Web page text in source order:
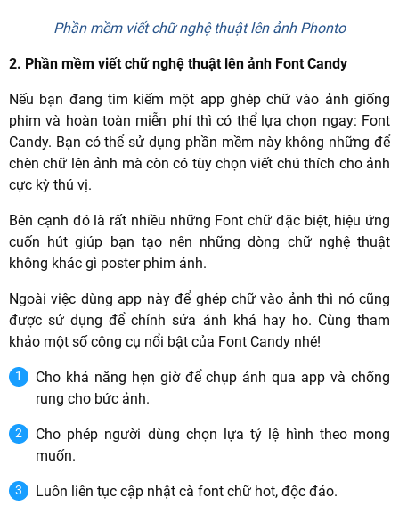
Phần mềm viết chữ nghệ thuật lên ảnh Phonto
2. Phần mềm viết chữ nghệ thuật lên ảnh Font Candy
Nếu bạn đang tìm kiếm một app ghép chữ vào ảnh giống
phim và hoàn toàn miễn phí thì có thể lựa chọn ngay: Font
Candy. Bạn có thể sử dụng phần mềm này không những để
chèn chữ lên ảnh mà còn có tùy chọn viết chú thích cho ảnh
cực kỳ thú vị.
Bên cạnh đó là rất nhiều những Font chữ đặc biệt, hiệu ứng
cuốn hút giúp bạn tạo nên những dòng chữ nghệ thuật
không khác gì poster phim ảnh.
Ngoài việc dùng app này để ghép chữ vào ảnh thì nó cũng
được sử dụng để chỉnh sửa ảnh khá hay ho. Cùng tham
khảo một số công cụ nổi bật của Font Candy nhé!
Cho khả năng hẹn giờ để chụp ảnh qua app và chống
rung cho bức ảnh.
Cho phép người dùng chọn lựa tỷ lệ hình theo mong
muốn.
Luôn liên tục cập nhật cà font chữ hot, độc đáo.